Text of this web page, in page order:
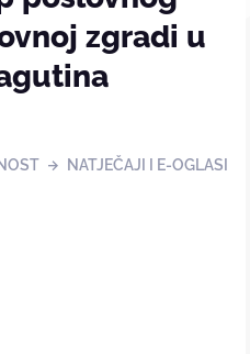
zgradi u
NATJEČAJI I E-OGLASI